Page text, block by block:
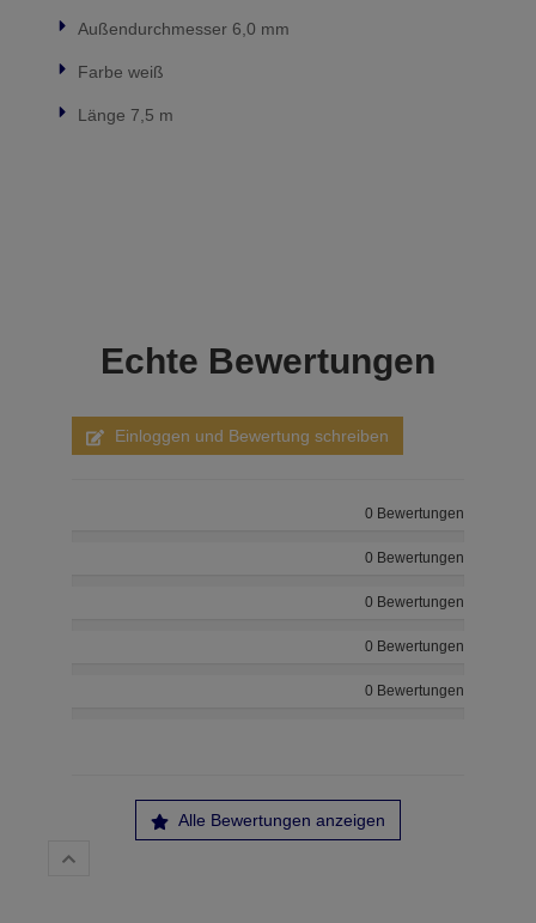
Außendurchmesser 6,0 mm
Farbe weiß
Länge 7,5 m
Echte Bewertungen
Einloggen und Bewertung schreiben
0 Bewertungen
0 Bewertungen
0 Bewertungen
0 Bewertungen
0 Bewertungen
Alle Bewertungen anzeigen